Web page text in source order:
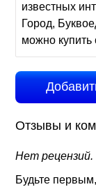
известных
Город,
можно купить
Отзывы и
Нет рецензий.
Будьте